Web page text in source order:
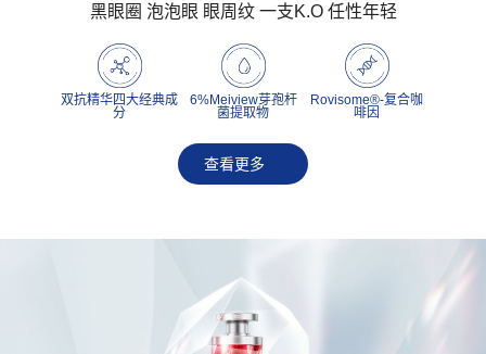
黑眼圈 泡泡眼 眼周纹 一支K.O 任性年轻
双抗精华四大经典成
分
6%Meiview芽孢杆
菌提取物
Rovisome®-复合咖
啡因
查看更多